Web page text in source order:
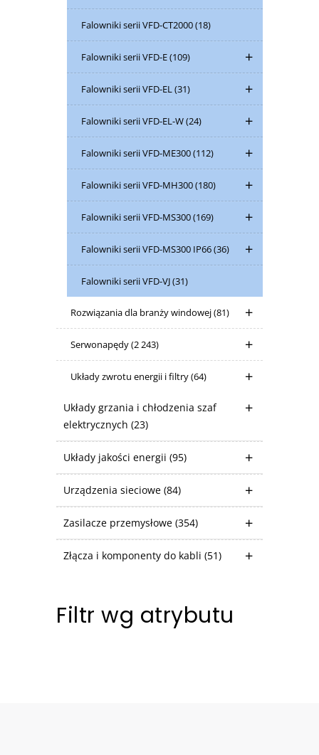
Falowniki serii VFD-CT2000(18)
Falowniki serii VFD-E(109)
Falowniki serii VFD-EL(31)
Falowniki serii VFD-EL-W(24)
Falowniki serii VFD-ME300(112)
Falowniki serii VFD-MH300(180)
Falowniki serii VFD-MS300(169)
Falowniki serii VFD-MS300 IP66(36)
Falowniki serii VFD-VJ(31)
Rozwiązania dla branży windowej(81)
Serwonapędy(2 243)
Układy zwrotu energii i filtry(64)
Układy grzania i chłodzenia szaf
elektrycznych (23)
Układy jakości energii (95)
Urządzenia sieciowe (84)
Zasilacze przemysłowe (354)
Złącza i komponenty do kabli (51)
Filtr wg atrybutu